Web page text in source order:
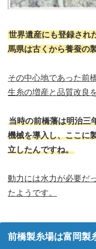
世界遺産にも登録され
馬県は古くから養蚕の
その中心地であった前
生糸の増産と品質改良
当時の前橋藩は明治三
機械を導入し、ここに
立したんですね。
動力には水力が必要だ
たようです。
前橋製糸場は富岡製